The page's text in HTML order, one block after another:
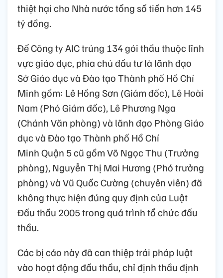
thiệt hại cho Nhà nước tổng số tiền hơn 145
tỷ đồng.
Để Công ty AIC trúng 134 gói thầu thuộc lĩnh
vực giáo dục, phía chủ đầu tư là lãnh đạo
Sở Giáo dục và Đào tạo Thành phố Hồ Chí
Minh gồm: Lê Hồng Sơn (Giám đốc), Lê Hoài
Nam (Phó Giám đốc), Lê Phương Nga
(Chánh Văn phòng) và lãnh đạo Phòng Giáo
dục và Đào tạo Thành phố Hồ Chí
Minh Quận 5 cũ gồm Võ Ngọc Thu (Trưởng
phòng), Nguyễn Thị Mai Hương (Phó trưởng
phòng) và Vũ Quốc Cường (chuyên viên) đã
không thực hiện đúng quy định của Luật
Đấu thầu 2005 trong quá trình tổ chức đấu
thầu.
Các bị cáo này đã can thiệp trái pháp luật
vào hoạt động đấu thầu, chỉ định thầu định